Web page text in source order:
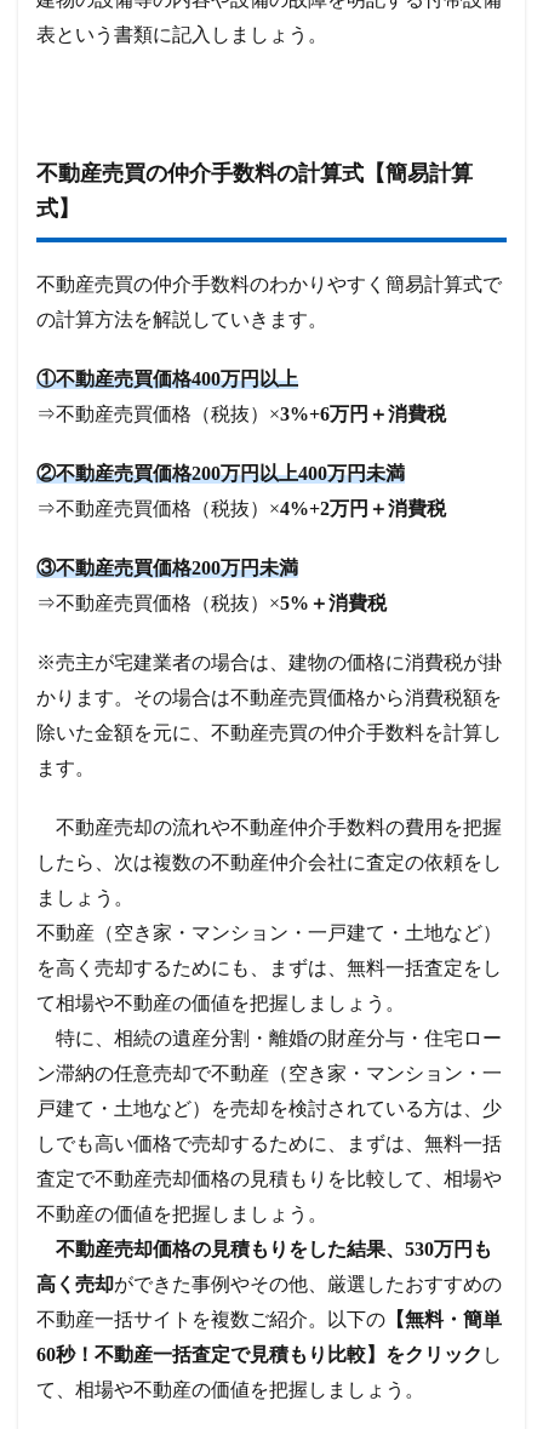
表という書類に記入しましょう。
不動産売買の仲介手数料の計算式【簡易計算
式】
不動産売買の仲介手数料のわかりやすく簡易計算式で
の計算方法を解説していきます。
①不動産売買価格400万円以上
⇒不動産売買価格（税抜）×3%+6万円＋消費税
②不動産売買価格200万円以上400万円未満
⇒不動産売買価格（税抜）×4%+2万円＋消費税
③不動産売買価格200万円未満
⇒不動産売買価格（税抜）×5%＋消費税
※売主が宅建業者の場合は、建物の価格に消費税が掛
かります。その場合は不動産売買価格から消費税額を
除いた金額を元に、不動産売買の仲介手数料を計算し
ます。
不動産売却の流れや不動産仲介手数料の費用を把握
したら、次は複数の不動産仲介会社に査定の依頼をし
ましょう。
不動産（空き家・マンション・一戸建て・土地など）
を高く売却するためにも、まずは、無料一括査定をし
て相場や不動産の価値を把握しましょう。
特に、相続の遺産分割・離婚の財産分与・住宅ロー
ン滞納の任意売却で不動産（空き家・マンション・一
戸建て・土地など）を売却を検討されている方は、少
しでも高い価格で売却するために、まずは、無料一括
査定で不動産売却価格の見積もりを比較して、相場や
不動産の価値を把握しましょう。
不動産売却価格の見積もりをした結果、530万円も
高く売却ができた事例やその他、厳選したおすすめの
不動産一括サイトを複数ご紹介。以下の 【無料・簡単
60秒！不動産一括査定で見積もり比較】をクリック し
て、相場や不動産の価値を把握しましょう。